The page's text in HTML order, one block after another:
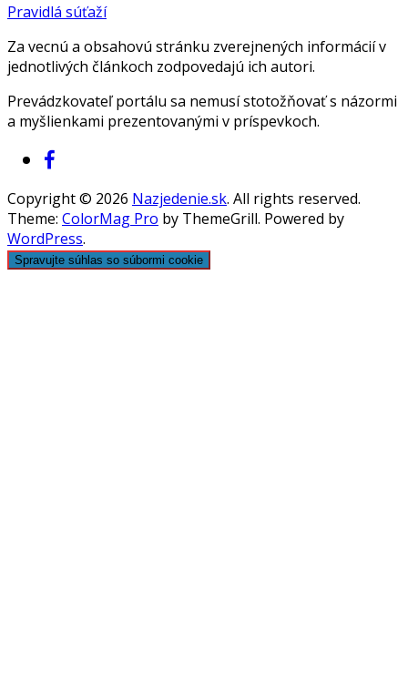
Pravidlá súťaží
Za vecnú a obsahovú stránku zverejnených informácií v
jednotlivých článkoch zodpovedajú ich autori.
Prevádzkovateľ portálu sa nemusí stotožňovať s názormi
a myšlienkami prezentovanými v príspevkoch.
Copyright © 2026 Nazjedenie.sk. All rights reserved.
Theme: ColorMag Pro by ThemeGrill. Powered by
WordPress.
Spravujte súhlas so súbormi cookie